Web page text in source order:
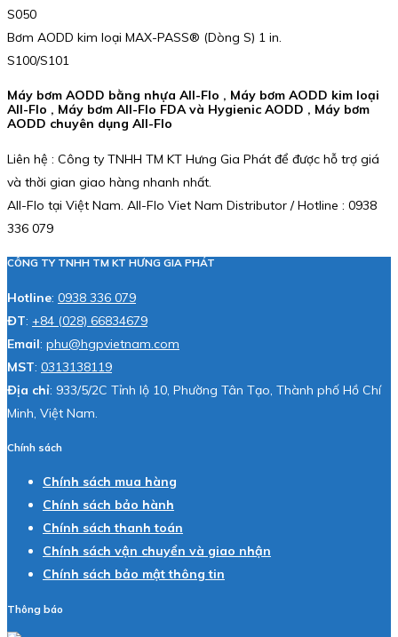
S050
Bơm AODD kim loại MAX-PASS® (Dòng S) 1 in.
S100/S101
Máy bơm AODD bằng nhựa All-Flo , Máy bơm AODD kim loại
All-Flo , Máy bơm All-Flo FDA và Hygienic AODD , Máy bơm
AODD chuyên dụng All-Flo
Liên hệ : Công ty TNHH TM KT Hưng Gia Phát để được hỗ trợ giá
và thời gian giao hàng nhanh nhất.
All-Flo tại Việt Nam. All-Flo Viet Nam Distributor / Hotline : 0938
336 079
CÔNG TY TNHH TM KT HƯNG GIA PHÁT
Hotline: 0938 336 079
ĐT: +84 (028) 66834679
Email: phu@hgpvietnam.com
MST: 0313138119
Địa chỉ: 933/5/2C Tỉnh lộ 10, Phường Tân Tạo, Thành phố Hồ Chí
Minh, Việt Nam.
Chính sách
Chính sách mua hàng
Chính sách bảo hành
Chính sách thanh toán
Chính sách vận chuyển và giao nhận
Chính sách bảo mật thông tin
Thông báo